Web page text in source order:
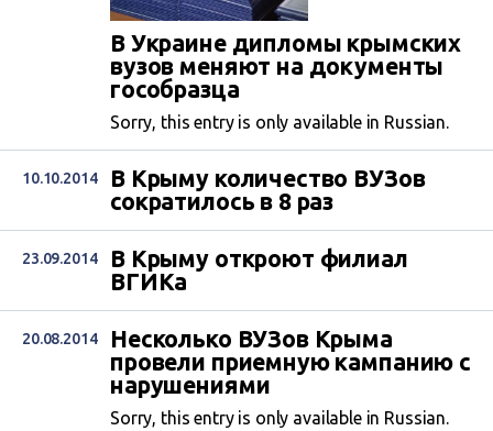
В Украине дипломы крымских
вузов меняют на документы
гособразца
Sorry, this entry is only available in Russian.
10.10.2014
В Крыму количество ВУЗов
сократилось в 8 раз
23.09.2014
В Крыму откроют филиал
ВГИКа
20.08.2014
Несколько ВУЗов Крыма
провели приемную кампанию с
нарушениями
Sorry, this entry is only available in Russian.